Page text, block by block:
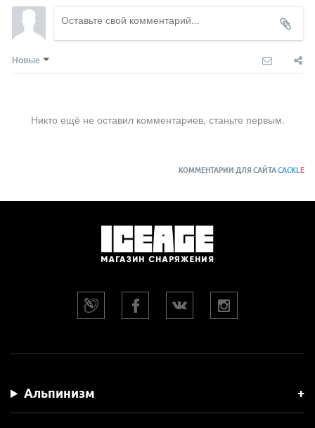
Новые
Никто ещё не оставил комментариев, станьте первым.
КОММЕНТАРИИ ДЛЯ САЙТАCACKL E
Альпинизм